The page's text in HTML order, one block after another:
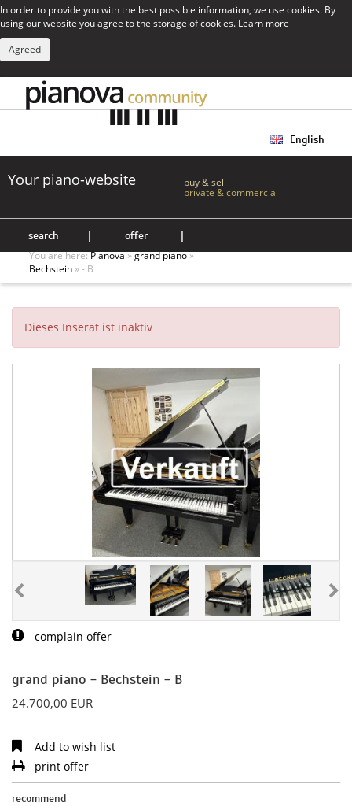
In order to provide you with the best possible information, we use cookies. By
using our website you agree to the storage of cookies. Learn more
Agreed
English
Your piano-website buy & sell
private & commercial
search | offer
|
You are here:Pianova»grand piano»
Bechstein » - B
Dieses Inserat ist inaktiv
complain offer
grand piano - Bechstein - B
24.700,00 EUR
Add to wish list
print offer
recommend